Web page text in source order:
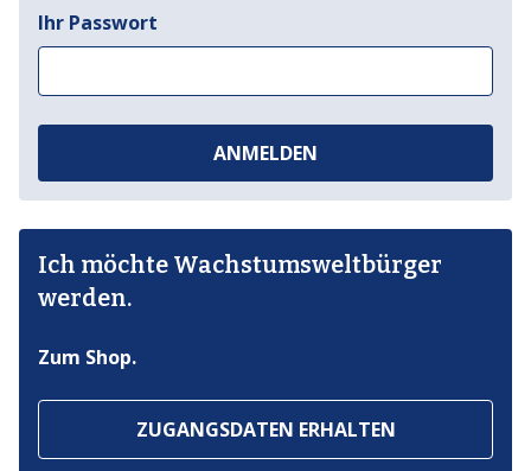
Ihr Passwort
ANMELDEN
Ich möchte Wachstumsweltbürger
werden.
Zum Shop.
ZUGANGSDATEN ERHALTEN